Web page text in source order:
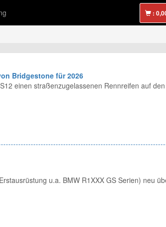
:
Bridgestone für 2026
einen straßenzugelassenen Rennreifen auf
u.a. BMW R1XXX GS Serien) neu